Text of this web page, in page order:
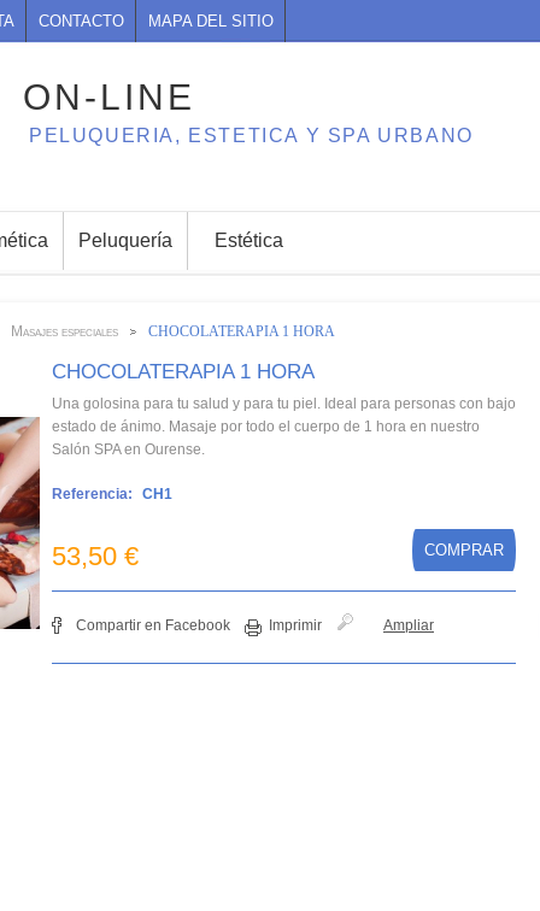
ON-LINE
PELUQUERIA, ESTETICA Y SPA URBANO
CONTACTO MAPA DEL SITIO
Peluquería Estética
Masajes especiales
CHOCOLATERAPIA 1 HORA
CHOCOLATERAPIA 1 HORA
Una golosina para tu salud y para tu piel. Ideal para personas con bajo
estado de ánimo. Masaje por todo el cuerpo de 1 hora en nuestro
Salón SPA en Ourense.
Referencia: CH1
53,50 € COMPRAR
Compartir en Facebook Imprimir Ampliar